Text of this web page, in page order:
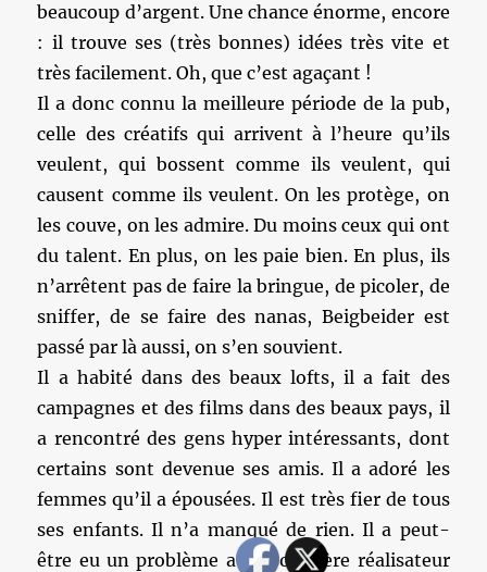
beaucoup d’argent. Une chance énorme, encore
: il trouve ses (très bonnes) idées très vite et
très facilement. Oh, que c’est agaçant !
Il a donc connu la meilleure période de la pub,
celle des créatifs qui arrivent à l’heure qu’ils
veulent, qui bossent comme ils veulent, qui
causent comme ils veulent. On les protège, on
les couve, on les admire. Du moins ceux qui ont
du talent. En plus, on les paie bien. En plus, ils
n’arrêtent pas de faire la bringue, de picoler, de
sniffer, de se faire des nanas, Beigbeider est
passé par là aussi, on s’en souvient.
Il a habité dans des beaux lofts, il a fait des
campagnes et des films dans des beaux pays, il
a rencontré des gens hyper intéressants, dont
certains sont devenue ses amis. Il a adoré les
femmes qu’il a épousées. Il est très fier de tous
ses enfants. Il n’a manqué de rien. Il a peut-
être eu un problème avec son frère réalisateur